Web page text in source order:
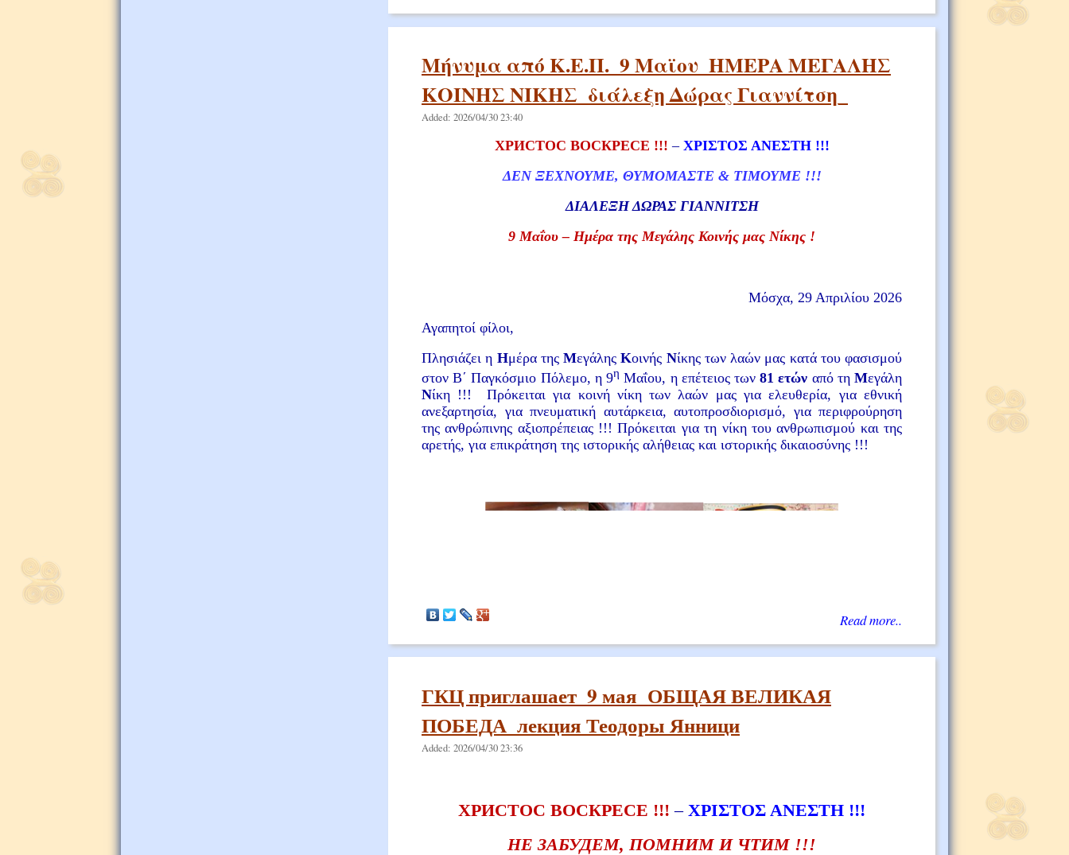
Μήνυμα από Κ.Ε.Π._9 Μαϊου_ΗΜΕΡΑ ΜΕΓΑΛΗΣ
ΚΟΙΝΗΣ ΝΙΚΗΣ_διάλεξη Δώρας Γιαννίτση_
Added: 2026/04/30 23:40
ХРИСТОС ВОСКРЕСЕ !!! – XΡΙΣΤΟΣ ΑΝΕΣΤΗ !!!
ΔΕΝ ΞΕΧΝΟΥΜΕ, ΘΥΜΟΜΑΣΤΕ & ΤΙΜΟΥΜΕ !!!
ΔΙΑΛΕΞΗ ΔΩΡΑΣ ΓΙΑΝΝΙΤΣΗ
9 Μαΐου – Ημέρα της Μεγάλης Κοινής μας Νίκης !
Μόσχα, 29 Απριλίου 2026
Αγαπητοί φίλοι,
Πλησιάζει η Ημέρα της ΜεγάληςΚοινής Νίκης των λαών μας κατά του φασισμού
στον Β΄ Παγκόσμιο Πόλεμο, η 9η Μαΐου, η επέτειος των81 ετών από τηΜεγάλη
Νίκη !!! Πρόκειται για κοινή νίκη των λαών μας για ελευθερία, για εθνική
ανεξαρτησία, για πνευματική αυτάρκεια, αυτοπροσδιορισμό, για περιφρούρηση
της ανθρώπινης αξιοπρέπειας !!! Πρόκειται για τη νίκη του ανθρωπισμού και της
αρετής, για επικράτηση της ιστορικής αλήθειας και ιστορικής δικαιοσύνης !!!
Read more..
ГКЦ приглашает_9 мая_ОБЩАЯ ВЕЛИКАЯ
ПОБЕДА_лекция Теодоры Янници
Added: 2026/04/30 23:36
ХРИСТОС ВОСКРЕСЕ !!! – XΡΙΣΤΟΣ ΑΝΕΣΤΗ !!!
НЕ ЗАБУДЕМ, ПОМНИМ И ЧТИМ !!!